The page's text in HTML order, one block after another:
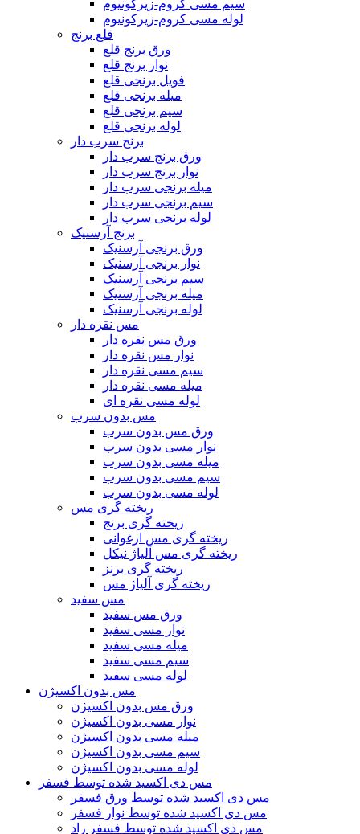
سیم مسی کروم-زیرکونیوم
لوله مسی کروم-زیرکونیوم
قلع برنج
ورق برنج قلع
نوار برنج قلع
فویل برنجی قلع
میله برنجی قلع
سیم برنجی قلع
لوله برنجی قلع
برنج سرب دار
ورق برنج سرب دار
نوار برنج سرب دار
میله برنجی سرب دار
سیم برنجی سرب دار
لوله برنجی سرب دار
برنج آرسنیک
ورق برنجی آرسنیک
نوار برنجی آرسنیک
سیم برنجی آرسنیک
میله برنجی آرسنیک
لوله برنجی آرسنیک
مس نقره دار
ورق مس نقره دار
نوار مس نقره دار
سیم مسی نقره دار
میله مسی نقره دار
لوله مسی نقره ای
مس بدون سرب
ورق مس بدون سرب
نوار مسی بدون سرب
میله مسی بدون سرب
سیم مسی بدون سرب
لوله مسی بدون سرب
ریخته گری مس
ریخته گری برنج
ریخته گری مس ارغوانی
ریخته گری مس آلیاژ نیکل
ریخته گری برنز
ریخته گری آلیاژ مس
مس سفید
ورق مس سفید
نوار مسی سفید
میله مسی سفید
سیم مسی سفید
لوله مسی سفید
مس بدون اکسیژن
ورق مس بدون اکسیژن
نوار مسی بدون اکسیژن
میله مسی بدون اکسیژن
سیم مسی بدون اکسیژن
لوله مسی بدون اکسیژن
مس دی اکسید شده توسط فسفر
مس دی اکسید شده توسط ورق فسفر
مس دی اکسید شده توسط نوار فسفر
مس دی اکسید شده توسط فسفر راد